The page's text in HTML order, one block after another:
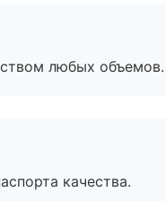
любых объемов.
качества.